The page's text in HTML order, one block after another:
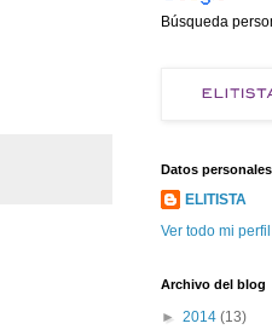
Búsqueda
Datos personales
ELITISTA
Ver todo mi perfil
Archivo del blog
► 2014 (13)